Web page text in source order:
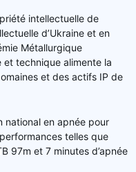
intellectuelle de
d’Ukraine et en
Métallurgique
technique alimente la
et des actifs IP de
national en apnée pour
telles que
97m et 7 minutes d’apnée